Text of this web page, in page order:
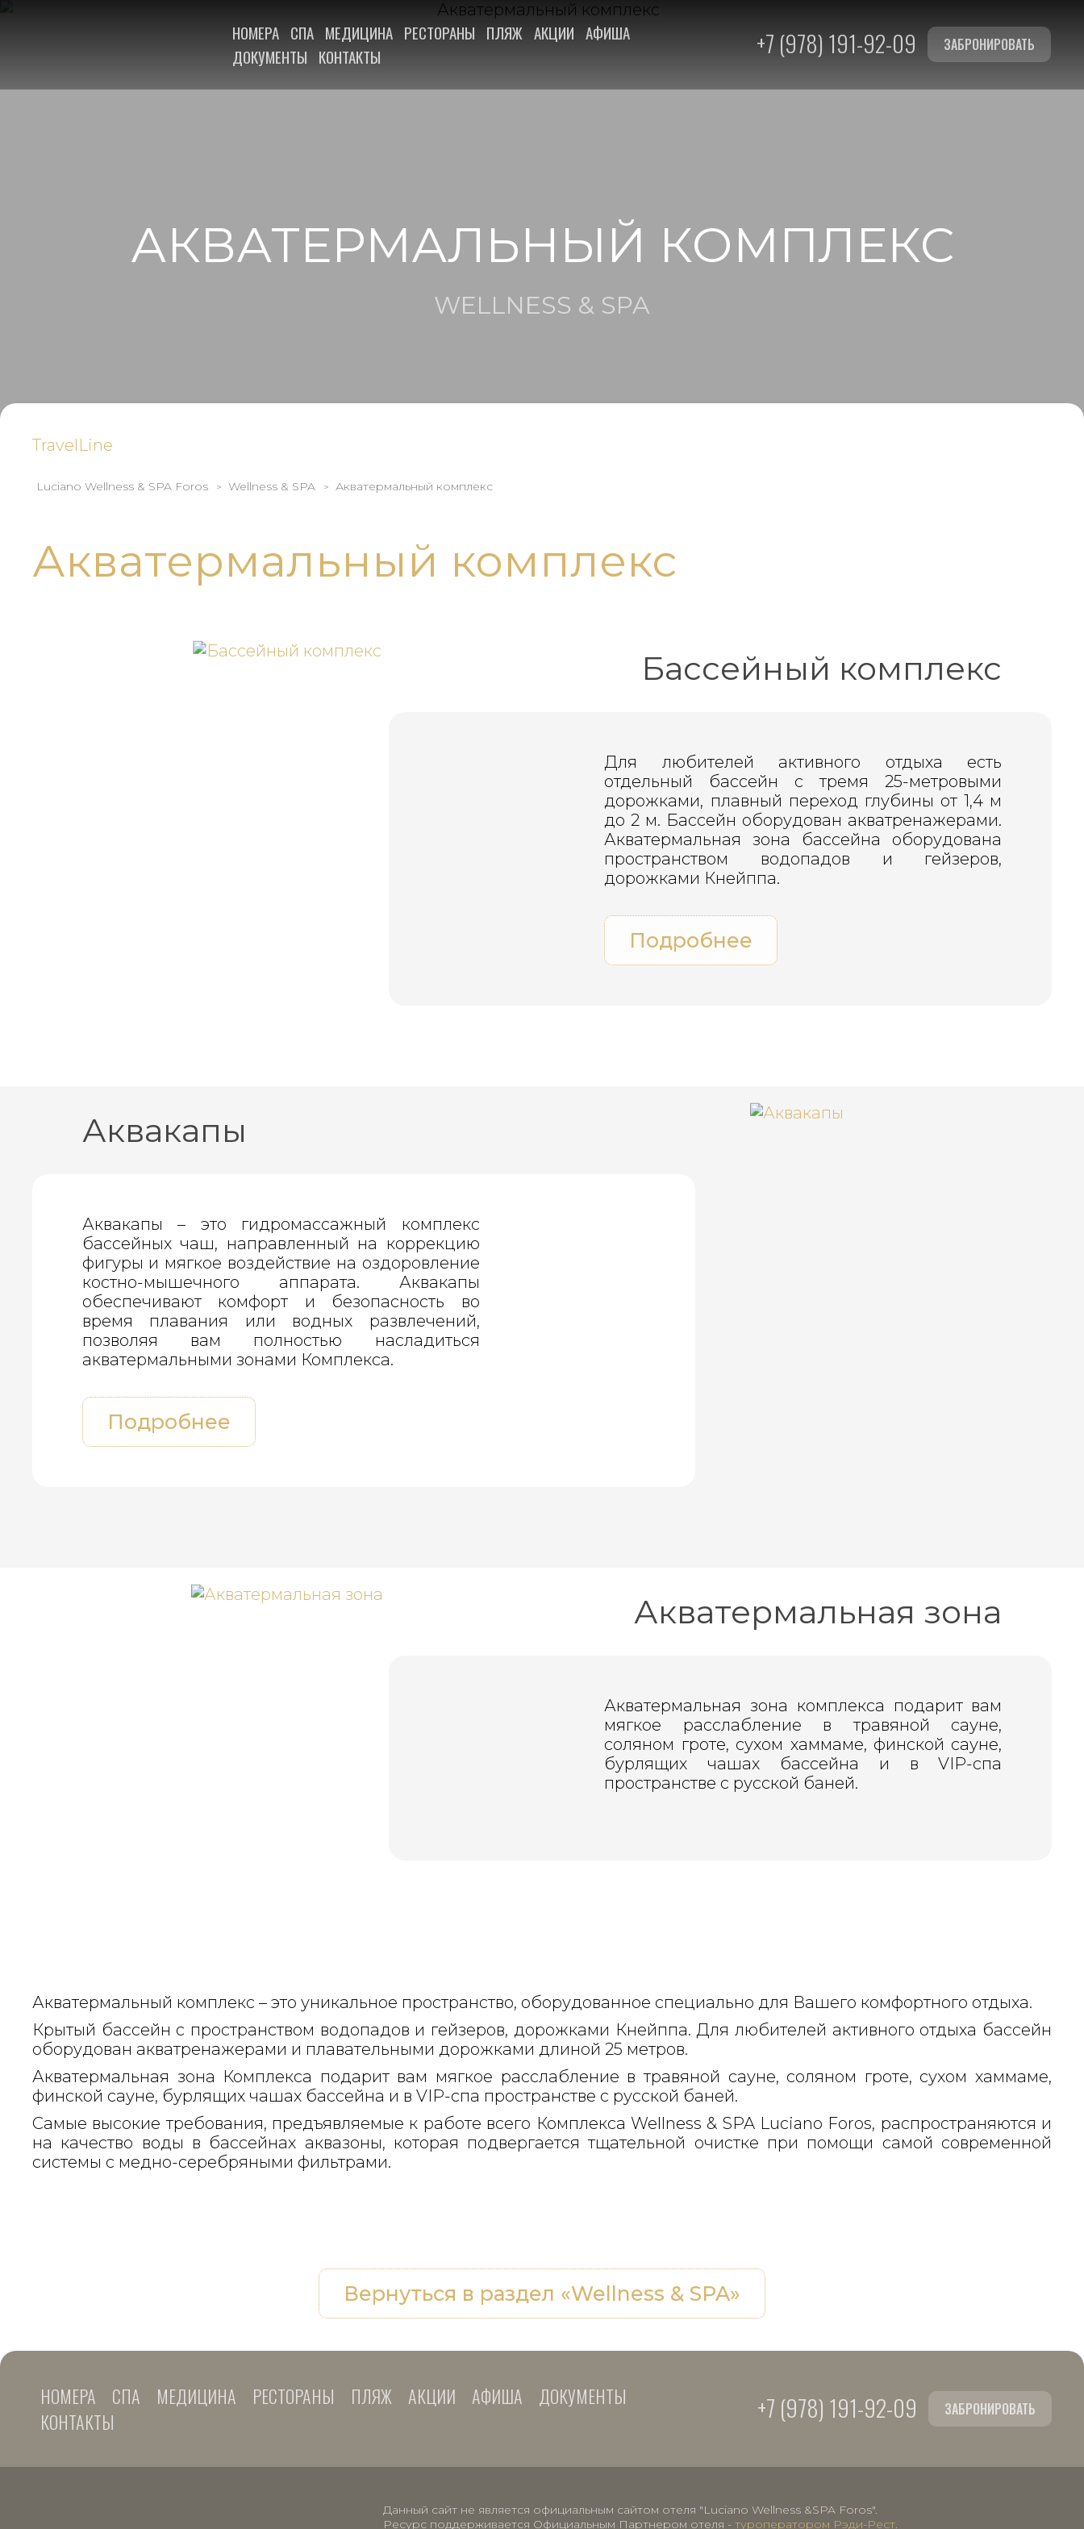
НОМЕРА СПА МЕДИЦИНА РЕСТОРАНЫ ПЛЯЖ АКЦИИ АФИША
ДОКУМЕНТЫ КОНТАКТЫ +7 (978) 191-92-09 ЗАБРОНИРОВАТЬ
АКВАТЕРМАЛЬНЫЙ КОМПЛЕКС
WELLNESS & SPA
TravelLine
Luciano Wellness & SPA Foros Wellness & SPA Акватермальный комплекс
Акватермальный комплекс
Бассейный комплекс
Для любителей активного отдыха есть
отдельный бассейн с тремя 25-метровыми
дорожками, плавный переход глубины от 1,4 м
до 2 м. Бассейн оборудован акватренажерами.
Акватермальная зона бассейна оборудована
пространством водопадов и гейзеров,
дорожками Кнейппа.
Подробнее
Аквакапы
Аквакапы – это гидромассажный комплекс
бассейных чаш, направленный на коррекцию
фигуры и мягкое воздействие на оздоровление
костно-мышечного аппарата. Аквакапы
обеспечивают комфорт и безопасность во
время плавания или водных развлечений,
позволяя вам полностью насладиться
акватермальными зонами Комплекса.
Подробнее
Акватермальная зона
Акватермальная зона комплекса подарит вам
мягкое расслабление в травяной сауне,
соляном гроте, сухом хаммаме, финской сауне,
бурлящих чашах бассейна и в VIP-спа
пространстве с русской баней.
Акватермальный комплекс – это уникальное пространство, оборудованное специально для Вашего комфортного отдыха.
Крытый бассейн с пространством водопадов и гейзеров, дорожками Кнейппа. Для любителей активного отдыха бассейн
оборудован акватренажерами и плавательными дорожками длиной 25 метров.
Акватермальная зона Комплекса подарит вам мягкое расслабление в травяной сауне, соляном гроте, сухом хаммаме,
финской сауне, бурлящих чашах бассейна и в VIP-спа пространстве с русской баней.
Самые высокие требования, предъявляемые к работе всего Комплекса Wellness & SPA Luciano Foros, распространяются и
на качество воды в бассейнах аквазоны, которая подвергается тщательной очистке при помощи самой современной
системы с медно-серебряными фильтрами.
Вернуться в раздел «Wellness & SPA»
НОМЕРА СПА МЕДИЦИНА РЕСТОРАНЫ ПЛЯЖ АКЦИИ АФИША
ДОКУМЕНТЫ
КОНТАКТЫ
+7 (978) 191-92-09 ЗАБРОНИРОВАТЬ
Данный сайт не является официальным сайтом отеля "Luciano Wellness &SPA Foros".
Ресурс поддерживается Официальным Партнером отеля - туроператором Рэди-Рест.